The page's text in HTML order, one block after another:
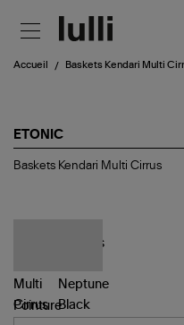
Accueil Baskets Kendari Multi
ETONIC
Baskets
Baskets Kendari Multi Cirrus
Pointure